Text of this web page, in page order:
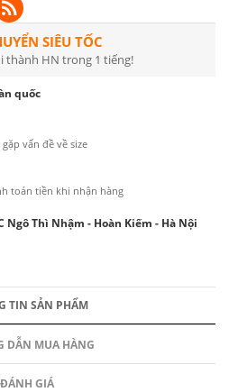
SIÊU TỐC
thành HN trong 1 tiếng!
quốc
vấn đề về size
toán tiền khi nhận hàng
Ngô Thì Nhậm - Hoàn Kiếm - Hà Nội
TIN SẢN PHẨM
DẪN MUA HÀNG
ĐÁNH GIÁ